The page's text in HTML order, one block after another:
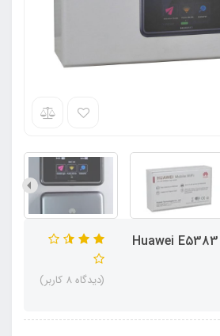
مودم همراه هوآوی Huawei E5383
(دیدگاه 8 کاربر)